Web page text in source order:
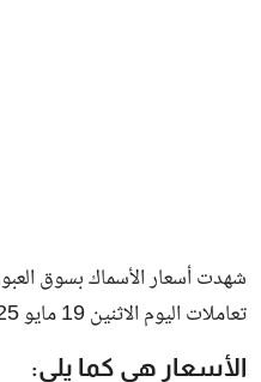
شهدت أسعار الأسماك بسوق
تعاملات اليوم الاثنين 19 مايو 2025.
الأسعار هي كما يلي: